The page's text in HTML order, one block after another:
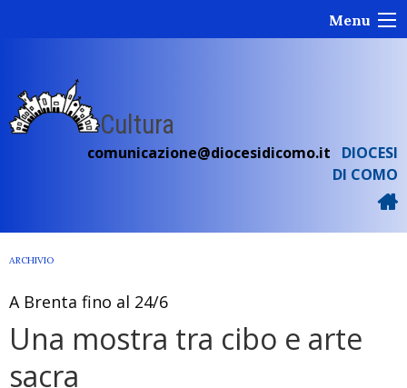
Menu
Cultura
comunicazione@diocesidicomo.it
DIOCESI
DI COMO
ARCHIVIO
A Brenta fino al 24/6
Una mostra tra cibo e arte
sacra